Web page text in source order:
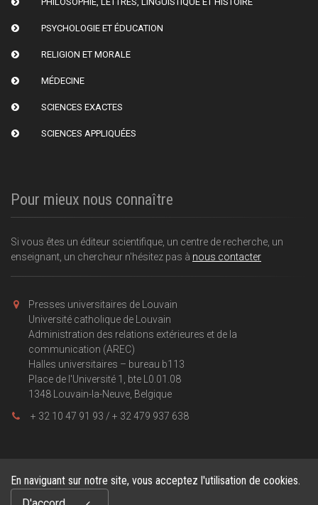
En naviguant sur notre site, vous acceptez l'utilisation de cookies.
PSYCHOLOGIE ET ÉDUCATION
RELIGION ET MORALE
MÉDECINE
SCIENCES EXACTES
SCIENCES APPLIQUÉES
Pour mieux nous connaître
Si vous êtes un éditeur scientifique, un centre de recherche, un
enseignant, un chercheur n'hésitez pas à nous contacter
Presses universitaires de Louvain
Université catholique de Louvain
Administration des relations extérieures et de la
communication (AREC)
Halles universitaires – bureau b113
Place de l'Université 1, bte L0.01.08
1348 Louvain-la-Neuve, Belgique
+ 32 10 47 91 93 / + 32 479 937 638